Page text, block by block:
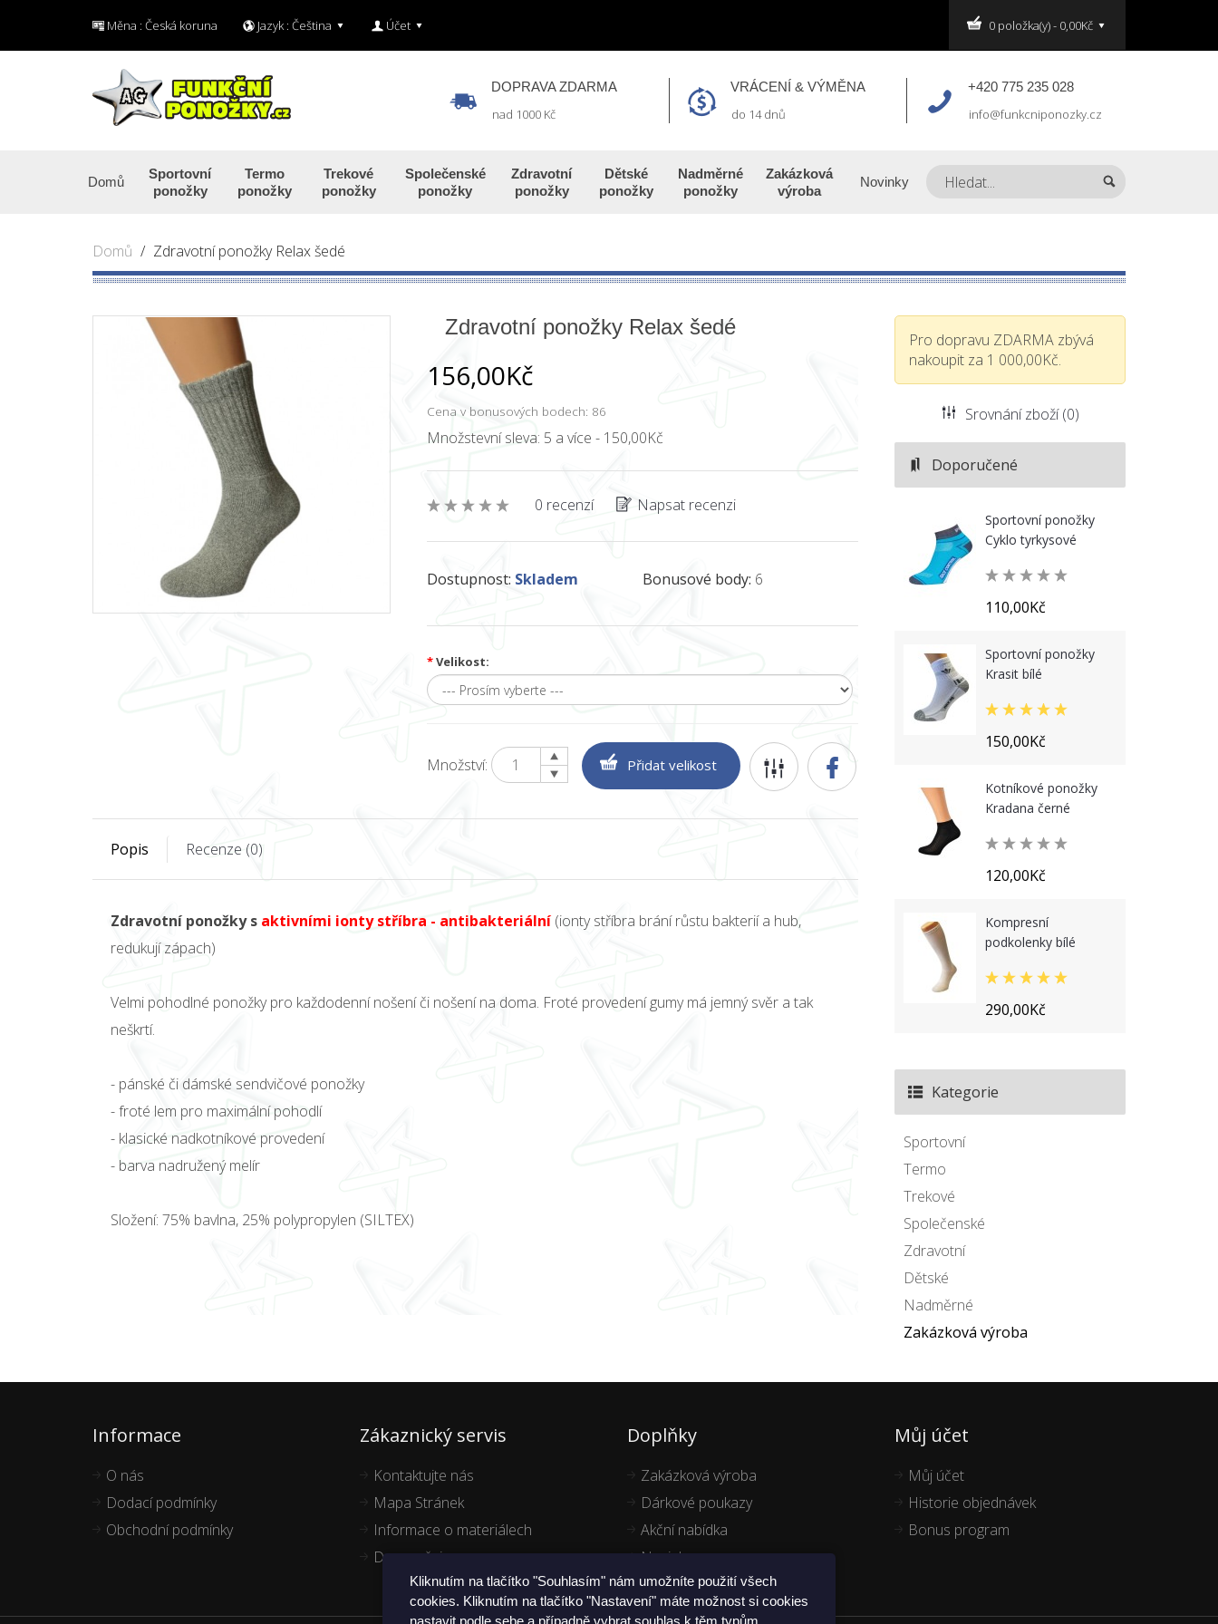
Měna : Česká koruna Jazyk : Čeština Účet 0 položka(y) - 0,00Kč
DOPRAVA ZDARMA
nad 1000 Kč
VRÁCENÍ & VÝMĚNA
do 14 dnů
+420 775 235 028
info@funkcniponozky.cz
Domů
Sportovní
ponožky
Termo
ponožky
Trekové
ponožky
Společenské
ponožky
Zdravotní
ponožky
Dětské
ponožky
Nadměrné
ponožky
Zakázková
výroba
Novinky
Domů Zdravotní ponožky Relax šedé
Zdravotní ponožky Relax šedé
156,00Kč
Cena v bonusových bodech: 86
Množstevní sleva: 5 a více - 150,00Kč
0 recenzí Napsat recenzi
Dostupnost: Skladem Bonusové body: 6
*Velikost:
Množství:
Popis Recenze (0)
Zdravotní ponožky s aktivními ionty stříbra - antibakteriální (ionty stříbra brání růstu bakterií a hub,
redukují zápach)
Velmi pohodlné ponožky pro každodenní nošení či nošení na doma. Froté provedení gumy má jemný svěr a tak
neškrtí.
- pánské či dámské sendvičové ponožky
- froté lem pro maximální pohodlí
- klasické nadkotníkové provedení
- barva nadružený melír
Složení: 75% bavlna, 25% polypropylen (SILTEX)
Pro dopravu ZDARMA zbývá
nakoupit za 1 000,00Kč.
Srovnání zboží (0)
Doporučené
Sportovní ponožky
Cyklo tyrkysové
110,00Kč
Sportovní ponožky
Krasit bílé
150,00Kč
Kotníkové ponožky
Kradana černé
120,00Kč
Kompresní
podkolenky bílé
290,00Kč
Kategorie
Sportovní
Termo
Trekové
Společenské
Zdravotní
Dětské
Nadměrné
Zakázková výroba
Informace
O nás
Dodací podmínky
Obchodní podmínky
Zákaznický servis
Kontaktujte nás
Mapa Stránek
Informace o materiálech
Doporučujeme
Doplňky
Zakázková výroba
Dárkové poukazy
Akční nabídka
Novinky
Můj účet
Můj účet
Historie objednávek
Bonus program
Kliknutím na tlačítko "Souhlasím" nám umožníte použití všech
cookies. Kliknutím na tlačítko "Nastavení" máte možnost si cookies
nastavit podle sebe a případně vybrat souhlas k těm typům